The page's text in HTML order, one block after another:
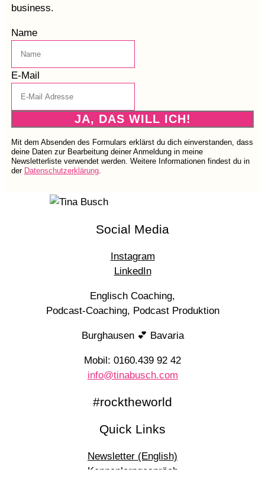
business.
Name
E-Mail
JA, DAS WILL ICH!
Mit dem Absenden des Formulars erklärst du dich einverstanden, dass
deine Daten zur Bearbeitung deiner Anmeldung in meine
Newsletterliste verwendet werden. Weitere Informationen findest du in
der Datenschutzerklärung.
Social Media
Instagram
LinkedIn
Englisch Coaching,
Podcast-Coaching, Podcast Produktion
Burghausen 💕 Bavaria
Mobil: 0160.439 92 42
info@tinabusch.com
#rocktheworld
Quick Links
Newsletter (English)
Kennenlerngespräch